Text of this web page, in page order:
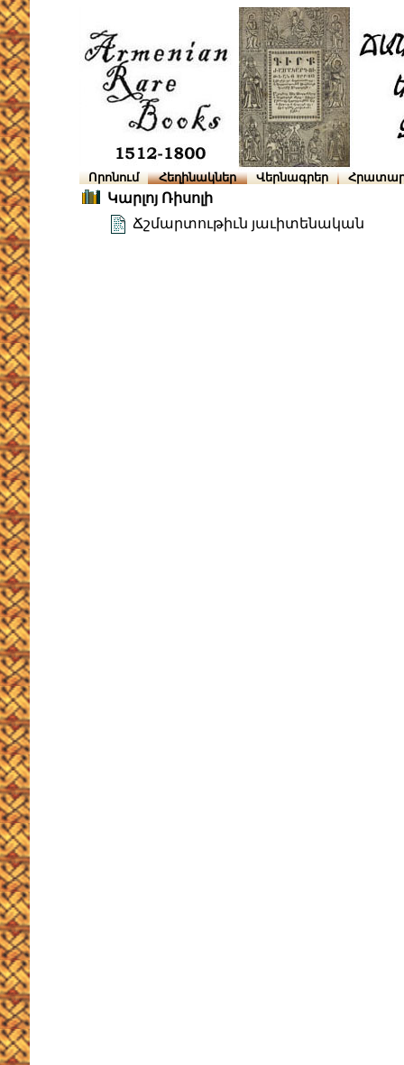
Որոնում Հեղինակներ Վերնագրեր
Կարլոյ Ռիսոլի
Ճշմարտութիւն յաւիտենական